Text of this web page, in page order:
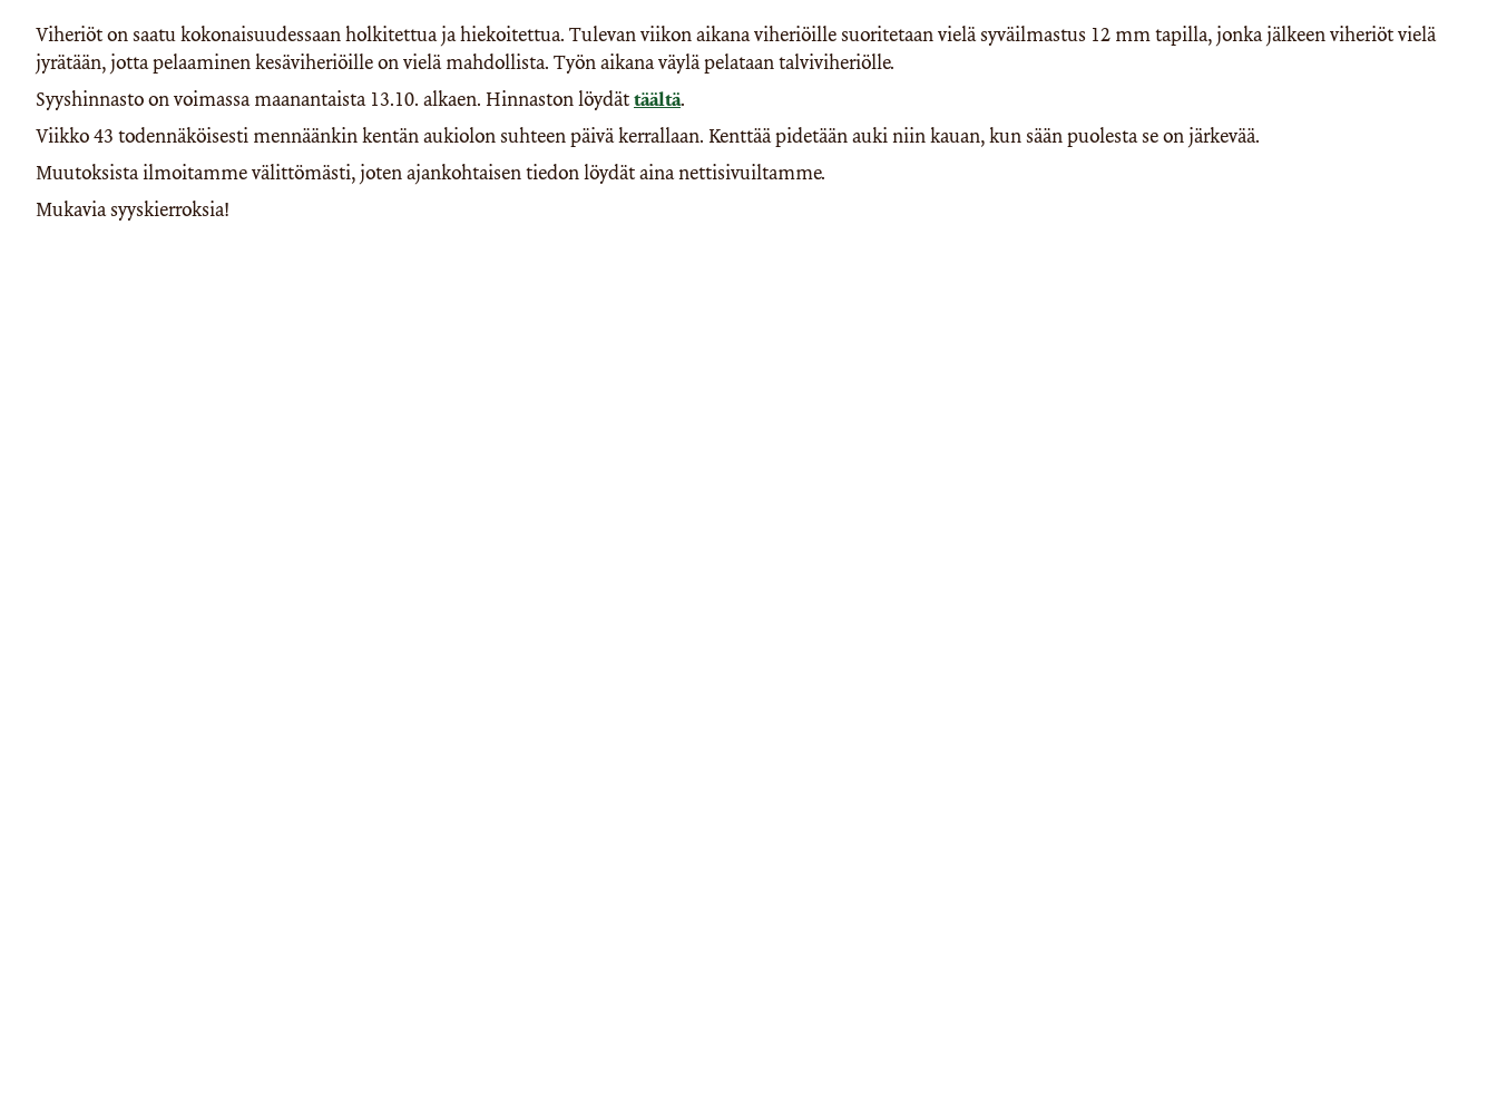
Viheriöt on saatu kokonaisuudessaan holkitettua ja hiekoitettua. Tulevan viikon aikana viheriöille suoritetaan vielä syväilmastus 12 mm tapilla, jonka jälkeen viheriöt vielä
jyrätään, jotta pelaaminen kesäviheriöille on vielä mahdollista. Työn aikana väylä pelataan talviviheriölle.
Syyshinnasto on voimassa maanantaista 13.10. alkaen. Hinnaston löydättäältä.
Viikko 43 todennäköisesti mennäänkin kentän aukiolon suhteen päivä kerrallaan. Kenttää pidetään auki niin kauan, kun sään puolesta se on järkevää.
Muutoksista ilmoitamme välittömästi, joten ajankohtaisen tiedon löydät aina nettisivuiltamme.
Mukavia syyskierroksia!